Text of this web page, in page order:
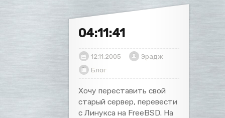
04:11:41
12.11.2005
Эрадж
Блог
Хочу переставить свой
старый сервер, перевести
с Линукса на FreeBSD. На